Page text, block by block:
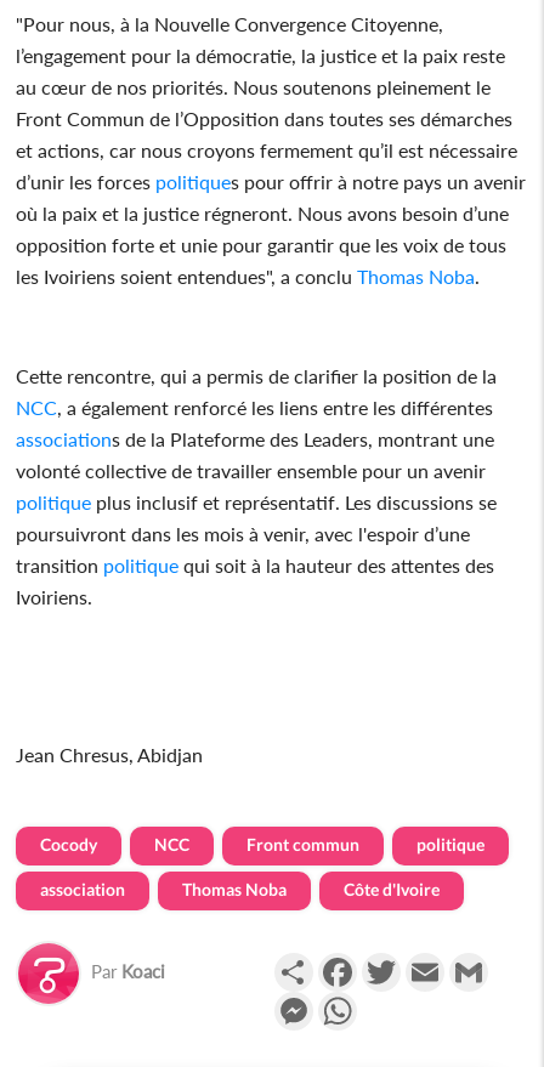
"Pour nous, à la Nouvelle Convergence Citoyenne,
l’engagement pour la démocratie, la justice et la paix reste
au cœur de nos priorités. Nous soutenons pleinement le
Front Commun de l’Opposition dans toutes ses démarches
et actions, car nous croyons fermement qu’il est nécessaire
d’unir les forces politiques pour offrir à notre pays un avenir
où la paix et la justice régneront. Nous avons besoin d’une
opposition forte et unie pour garantir que les voix de tous
les Ivoiriens soient entendues", a concluThomas Noba
Cette rencontre, qui a permis de clarifier la position de la
NCC , a également renforcé les liens entre les différentes
associations de la Plateforme des Leaders, montrant une
volonté collective de travailler ensemble pour un avenir
politique plus inclusif et représentatif. Les discussions se
poursuivront dans les mois à venir, avec l'espoir d’une
transition politique qui soit à la hauteur des attentes des
Ivoiriens.
Jean Chresus, Abidjan
Cocody NCC Front commun politique
association Thomas Noba Côte d'Ivoire
Par Koaci PartagerFacebookTwitterEmail
Messenger